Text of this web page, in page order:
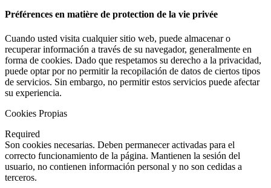
Préférences en matière de protection de la vie privée
Cuando usted visita cualquier sitio web, puede almacenar o
recuperar información a través de su navegador, generalmente en
forma de cookies. Dado que respetamos su derecho a la privacidad,
puede optar por no permitir la recopilación de datos de ciertos tipos
de servicios. Sin embargo, no permitir estos servicios puede afectar
su experiencia.
Cookies Propias
Required
Son cookies necesarias. Deben permanecer activadas para el
correcto funcionamiento de la página. Mantienen la sesión del
usuario, no contienen información personal y no son cedidas a
terceros.